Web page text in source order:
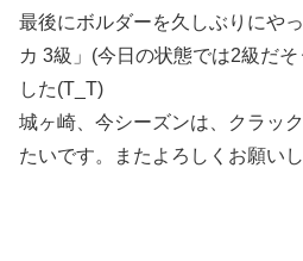
最後にボルダーを久しぶりにや
カ 3級」(今日の状態では2級だ
した(T_T)
城ヶ崎、今シーズンは、クラッ
たいです。またよろしくお願いし